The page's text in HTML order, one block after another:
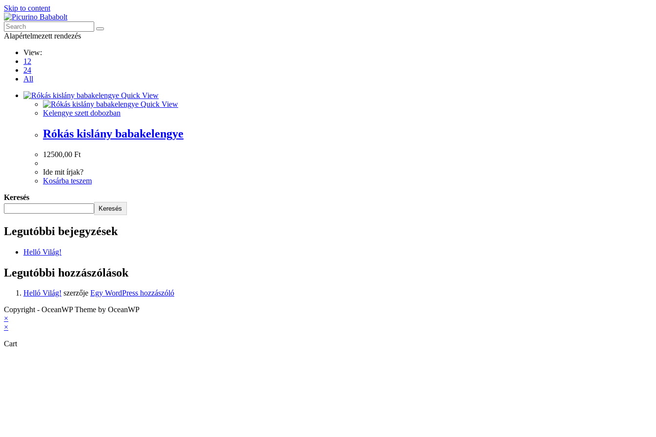
Skip to content
Alapértelmezett rendezés
View:
12
24
All
Quick View
Quick View
Kelengye szett dobozban
Rókás kislány babakelengye
12500,00 Ft
Ide mit írjak?
Kosárba teszem
Keresés
Keresés
Legutóbbi bejegyzések
Helló Világ!
Legutóbbi hozzászólások
Helló Világ! szerzője Egy WordPress hozzászóló
Copyright - OceanWP Theme by OceanWP
×
×
Cart